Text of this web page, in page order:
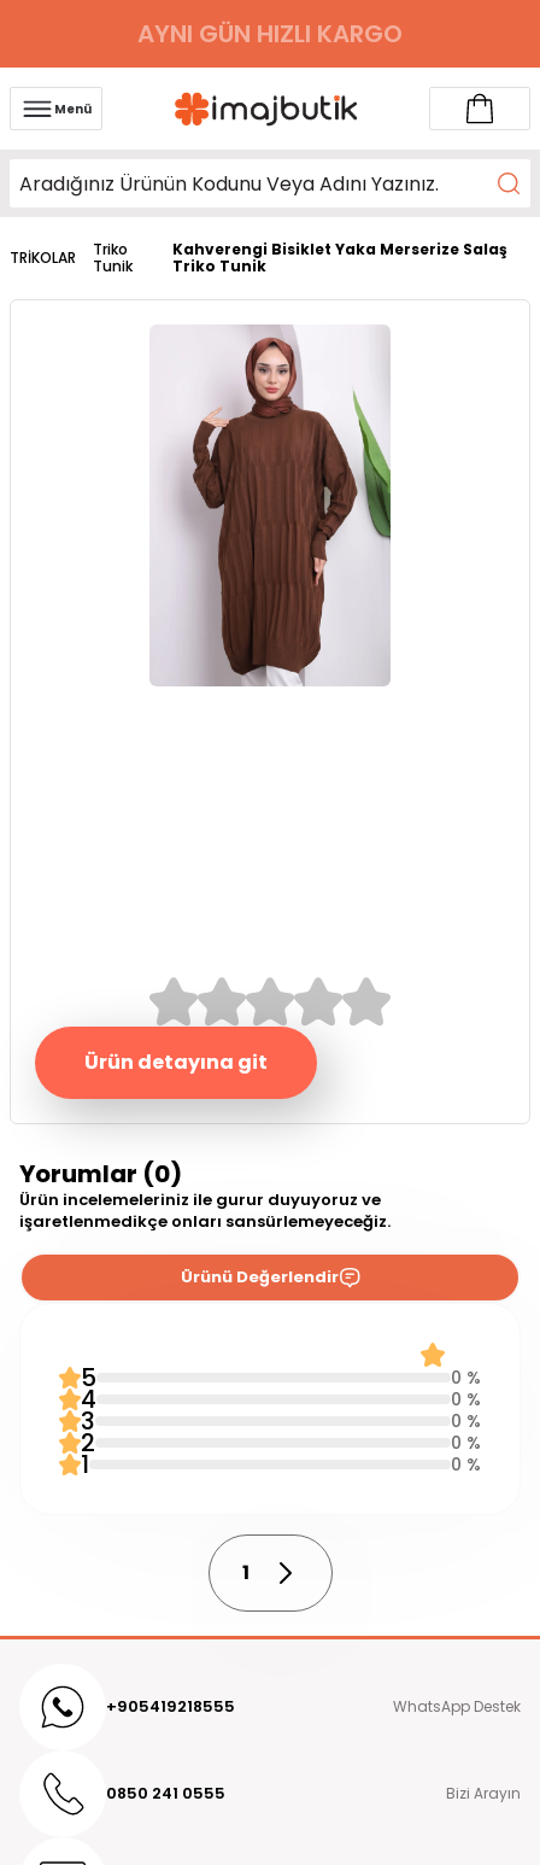
AYNI GÜN HIZLI KARGO
Menü
TRİKOLAR
Triko
Tunik
Kahverengi Bisiklet Yaka Merserize Salaş
Triko Tunik
Ürün detayına git
Yorumlar (0)
Ürün incelemeleriniz ile gurur duyuyoruz ve
işaretlenmedikçe onları sansürlemeyeceğiz.
1
Ürünü Değerlendir
5 0 %
4 0 %
3 0 %
2 0 %
1 0 %
+905419218555 WhatsApp Destek
0850 241 0555 Bizi Arayın